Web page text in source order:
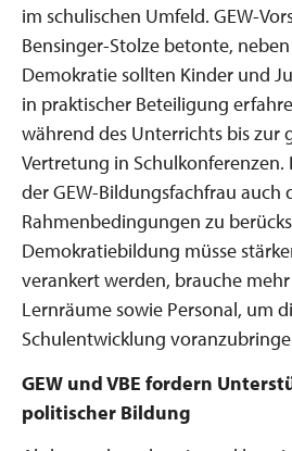
im schulischen Umfeld. GEW-
Bensinger-Stolze betonte,
Demokratie sollten Kinder und
in praktischer Beteiligung
während des Unterrichts bis zur
Vertretung in Schulkonferenzen.
der GEW-Bildungsfachfrau auch
Rahmenbedingungen zu
Demokratiebildung müsse
verankert werden, brauche
Lernräume sowie Personal, um
Schulentwicklung
GEW und VBE fordern
politischer Bildung